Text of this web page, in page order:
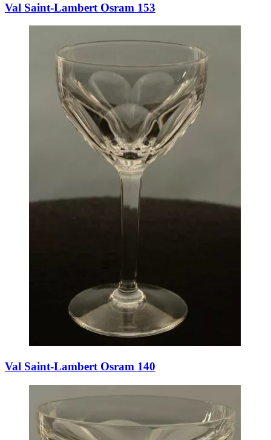
Val Saint-Lambert Osram 153
Val Saint-Lambert Osram 140